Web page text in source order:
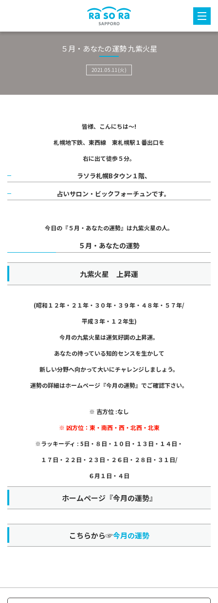
５月・あなたの運勢 九紫火星
2021.05.11(火)
皆様、こんにちは～!
札幌地下鉄、東西線 東札幌駅１番出口を
右に出て徒歩５分。
ラソラ札幌Bタウン１階、
占いサロン・ビックフォーチュンです。
今日の『５月・あなたの運勢』は九紫火星の人。
５月・あなたの運勢
九紫火星 上昇運
(昭和１２年・２１年・３０年・３９年・４８年・ ５７年/
平成３年・１２年生)
今月の九紫火星は運気好調の上昇運。
あなたの持っている知的センスを生かして
新しい分野へ向かって大いにチャレンジしましょう。
運勢の詳細はホームページ『今月の運勢』でご確認下さい。
※ 吉方位 :なし
※ 凶方位： 東・南西・西・北西・北東
※ラッキーディ : 5日・８日・１０日・１３日・１４日・
１７日・２２日・２３日・２６日・２８日・３１日/
６月１日・４日
ホームページ『今月の運勢』
こちらから☞今月の運勢